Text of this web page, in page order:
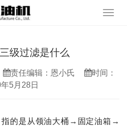
级过滤是什么
责任编辑：恩小氏
时间：
5月28日
指的是从领油大桶→固定油箱→